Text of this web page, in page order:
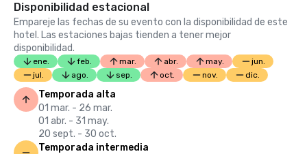
Disponibilidad estacional
Empareje las fechas de su evento con la disponibilidad de este
hotel. Las estaciones bajas tienden a tener mejor
disponibilidad.
ene. feb. mar. abr. may.
jun.
jul.
ago. sep. oct. nov. dic.
Temporada alta
01 mar. - 26 mar.
01 abr. - 31 may.
20 sept. - 30 oct.
Temporada intermedia